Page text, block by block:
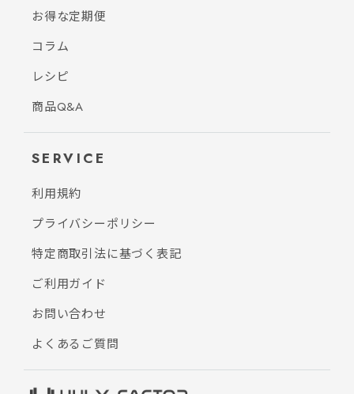
お得な定期便
コラム
レシピ
商品Q&A
SERVICE
利用規約
プライバシーポリシー
特定商取引法に基づく表記
ご利用ガイド
お問い合わせ
よくあるご質問